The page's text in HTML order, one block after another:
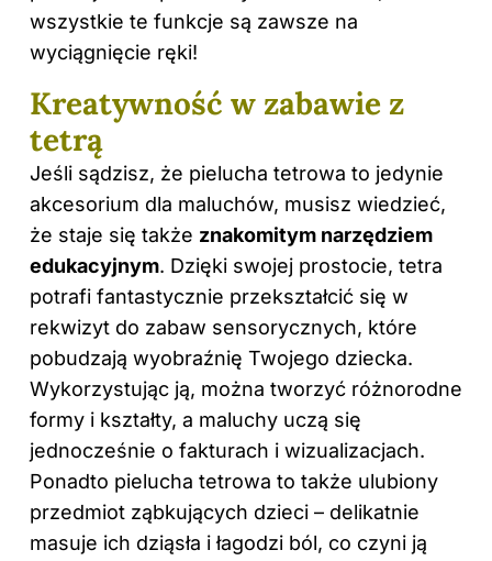
wszystkie te funkcje są zawsze na
wyciągnięcie ręki!
Kreatywność w zabawie z
tetrą
Jeśli sądzisz, że pielucha tetrowa to jedynie
akcesorium dla maluchów, musisz wiedzieć,
że staje się także znakomitym narzędziem
edukacyjnym. Dzięki swojej prostocie, tetra
potrafi fantastycznie przekształcić się w
rekwizyt do zabaw sensorycznych, które
pobudzają wyobraźnię Twojego dziecka.
Wykorzystując ją, można tworzyć różnorodne
formy i kształty, a maluchy uczą się
jednocześnie o fakturach i wizualizacjach.
Ponadto pielucha tetrowa to także ulubiony
przedmiot ząbkujących dzieci – delikatnie
masuje ich dziąsła i łagodzi ból, co czyni ją